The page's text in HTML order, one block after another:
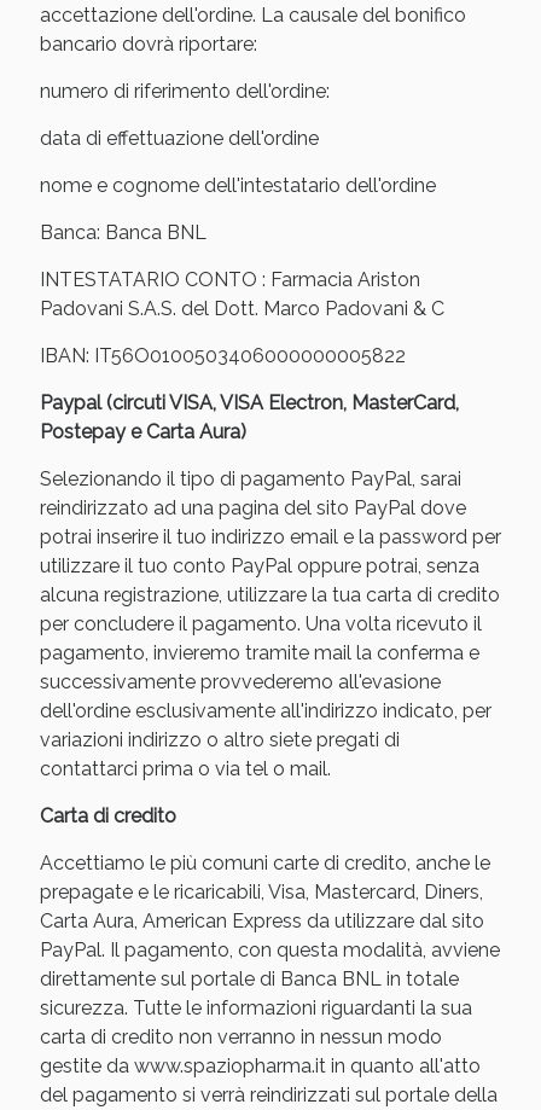
accettazione dell'ordine. La causale del bonifico
bancario dovrà riportare:
numero di riferimento dell'ordine:
data di effettuazione dell'ordine
nome e cognome dell'intestatario dell'ordine
Banca: Banca BNL
INTESTATARIO CONTO : Farmacia Ariston
Padovani S.A.S. del Dott. Marco Padovani & C
IBAN: IT56O0100503406000000005822
Paypal (circuti VISA, VISA Electron, MasterCard,
Postepay e Carta Aura)
Selezionando il tipo di pagamento PayPal, sarai
reindirizzato ad una pagina del sito PayPal dove
potrai inserire il tuo indirizzo email e la password per
utilizzare il tuo conto PayPal oppure potrai, senza
alcuna registrazione, utilizzare la tua carta di credito
per concludere il pagamento. Una volta ricevuto il
pagamento, invieremo tramite mail la conferma e
successivamente provvederemo all'evasione
dell'ordine esclusivamente all'indirizzo indicato, per
variazioni indirizzo o altro siete pregati di
contattarci prima o via tel o mail.
Carta di credito
Accettiamo le più comuni carte di credito, anche le
prepagate e le ricaricabili, Visa, Mastercard, Diners,
Carta Aura, American Express da utilizzare dal sito
PayPal. Il pagamento, con questa modalità, avviene
direttamente sul portale di Banca BNL in totale
sicurezza. Tutte le informazioni riguardanti la sua
carta di credito non verranno in nessun modo
gestite da www.spaziopharma.it in quanto all'atto
del pagamento si verrà reindirizzati sul portale della
Sconto fino al 55% disponibile oggi!
Benessere Intestinale: Sconto fino al 55% valido
oggi!